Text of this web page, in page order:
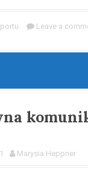
Leave a
Marysia Heppner